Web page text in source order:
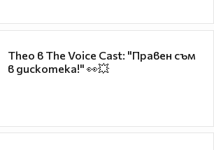
Theo в The Voice Cast: "Правен съм
в дискотека!" 👀💥